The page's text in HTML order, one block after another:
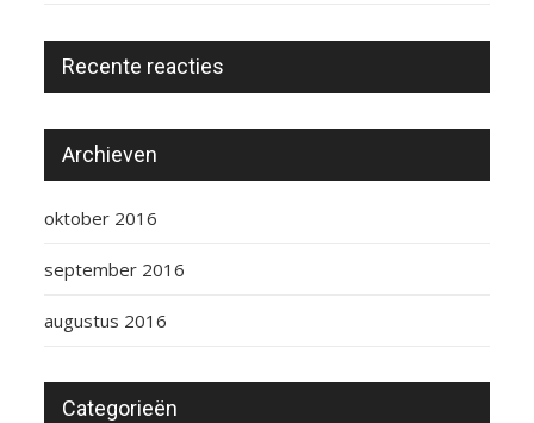
Recente reacties
Archieven
oktober 2016
september 2016
augustus 2016
Categorieën